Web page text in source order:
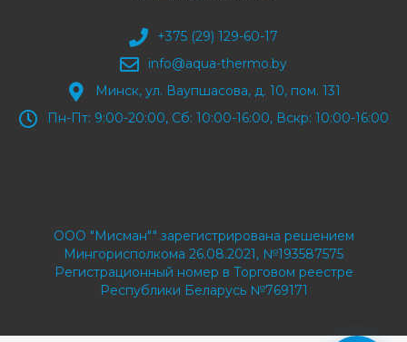
+375 (29) 129-60-17
info@aqua-thermo.by
Минск, ул. Ваупшасова, д. 10, пом. 131
Пн-Пт: 9:00-20:00, Сб: 10:00-16:00, Вскр: 10:00-16:00
ООО "Мисман"" зарегистрирована решением
Мингорисполкома 26.08.2021, №193587575
Регистрационный номер в Торговом реестре
Республики Беларусь №769171